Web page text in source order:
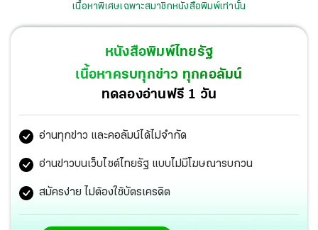
ประเด็นร้อนกรณี...ชุดสืบสวนตำรวจตรวจคนเข้าเมืองจังหวัด
สระแก้ว นำกำลังเข้าตรวจสอบชาวต่างชาติกลุ่มหนึ่งที่แอบ
มาเปิดออฟฟิศในพื้นที่รับผิดชอบ จนนำไปสู่การตรวจพบ
โทรศัพท์มือถือกว่า 500 เครื่อง... ซิมการ์ดค่ายโทรศัพท์
ต่างๆในประเทศไทยอีกกว่า 340,000 เลขหมาย
เนื้อหาพิเศษเฉพาะสมาชิกหนังสือพิมพ์เท่านั้น
หนังสือพิมพ์ไทยรัฐ
เนื้อหาครบทุกข่าว ทุกคอลัมน์
ทดลองอ่านฟรี 1 วัน
อ่านทุกข่าว และคอลัมน์ได้ไม่จำกัด
อ่านข่าวบนเว็บไซต์ไทยรัฐ แบบไม่มีโฆษณารบกวน
สมัครง่าย ไม่ต้องใช้บัตรเครดิต